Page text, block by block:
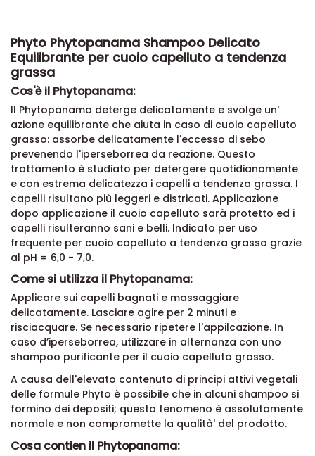
Phyto Phytopanama Shampoo Delicato
Equilibrante per cuoio capelluto a tendenza
grassa
Cos'è il Phytopanama:
Il Phytopanama deterge delicatamente e svolge un'
azione equilibrante che aiuta in caso di cuoio capelluto
grasso: assorbe delicatamente l'eccesso di sebo
prevenendo l'iperseborrea da reazione. Questo
trattamento è studiato per detergere quotidianamente
e con estrema delicatezza i capelli a tendenza grassa. I
capelli risultano più leggeri e districati. Applicazione
dopo applicazione il cuoio capelluto sarà protetto ed i
capelli risulteranno sani e belli. Indicato per uso
frequente per cuoio capelluto a tendenza grassa grazie
al pH = 6,0 - 7,0.
Come si utilizza il Phytopanama:
Applicare sui capelli bagnati e massaggiare
delicatamente. Lasciare agire per 2 minuti e
risciacquare. Se necessario ripetere l'appilcazione. In
caso d’iperseborrea, utilizzare in alternanza con uno
shampoo purificante per il cuoio capelluto grasso.
A causa dell'elevato contenuto di principi attivi vegetali
delle formule Phyto è possibile che in alcuni shampoo si
formino dei depositi; questo fenomeno è assolutamente
normale e non compromette la qualità' del prodotto.
Cosa contien il Phytopanama: